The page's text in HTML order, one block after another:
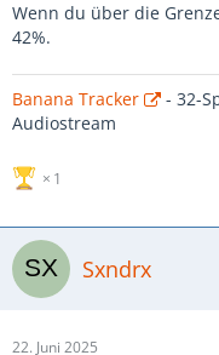
Wenn du über die
42%.
Banana Tracker
- 32-
Audiostream
1
Sxndrx
22. Juni 2025